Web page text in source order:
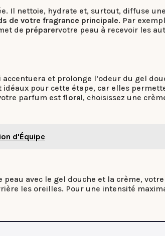
Il nettoie, hydrate et, surtout, diffuse
de votre fragrance principale. Par
de préparervotre peau à recevoir les
accentuera et prolonge l’odeur du gel
idéaux pour cette étape, car elles
parfum est floral, choisissez une
d'Équipe
avec le gel douche et la crème,
les oreilles. Pour une intensité